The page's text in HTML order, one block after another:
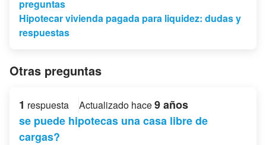
preguntas
Hipotecar vivienda pagada para liquidez: dudas y
respuestas
Otras preguntas
1 respuesta Actualizado hace9 años
se puede hipotecas una casa libre de
cargas?